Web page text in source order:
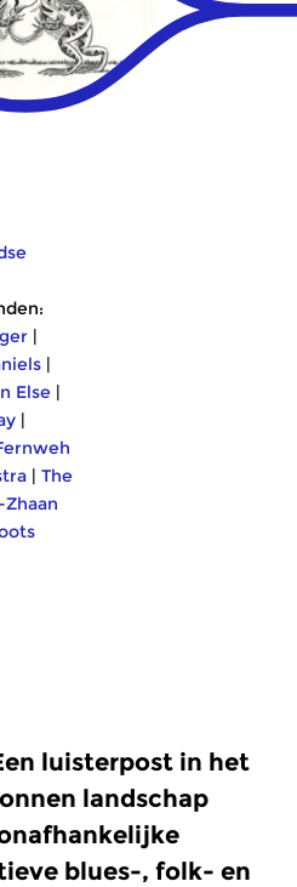
|
|
Else |
|
| The
Zhaan
luisterpost in het
landschap
blues-, folk- en